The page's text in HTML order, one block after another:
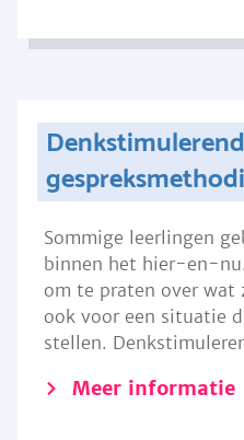
Sommige leerlingen
binnen het hier-en-
om te praten over wat
ook voor een situatie
stellen.
Meer informatie